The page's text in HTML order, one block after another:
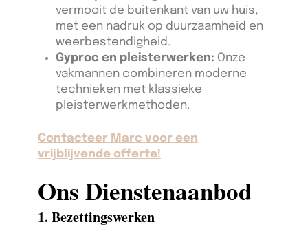
vermooit de buitenkant van uw huis,
met een nadruk op duurzaamheid en
weerbestendigheid.
Gyproc en pleisterwerken: Onze
vakmannen combineren moderne
technieken met klassieke
pleisterwerkmethoden.
Contacteer Marc voor een
vrijblijvende offerte!
Ons Dienstenaanbod
1. Bezettingswerken